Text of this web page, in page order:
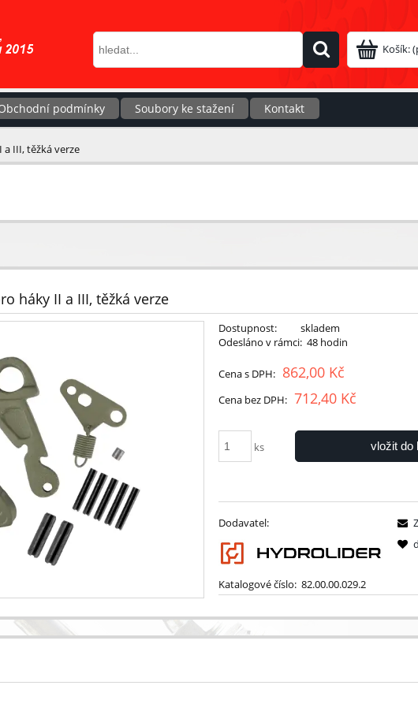
Košík:
podmínky Soubory ke stažení Kontakt
III, těžká verze
háky II a III, těžká verze
Dostupnost:
skladem
Odesláno v rámci: 48 hodin
Cena s DPH: 862,00 Kč
Cena bez DPH: 712,40 Kč
ks vložit do
Dodavatel:
Katalogové číslo: 82.00.00.029.2